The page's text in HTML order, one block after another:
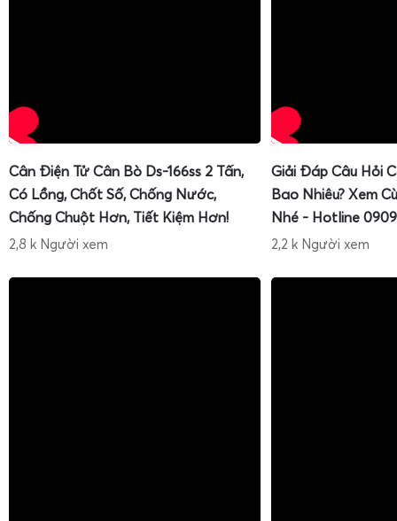
Cân Điện Tử Cân Bò Ds-166ss 2 Tấn,
Có Lồng, Chốt Số, Chống Nước,
Chống Chuột Hơn, Tiết Kiệm Hơn!
2,8 k Người xem
Giải Đáp Câu Hỏi
Bao Nhiêu? Xem
Nhé - Hotline
2,2 k Người xem